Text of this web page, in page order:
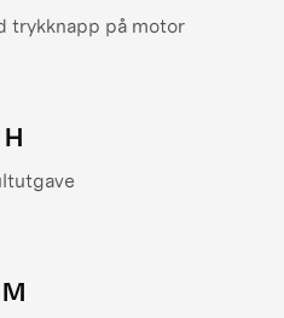
trykknapp på motor
H
M